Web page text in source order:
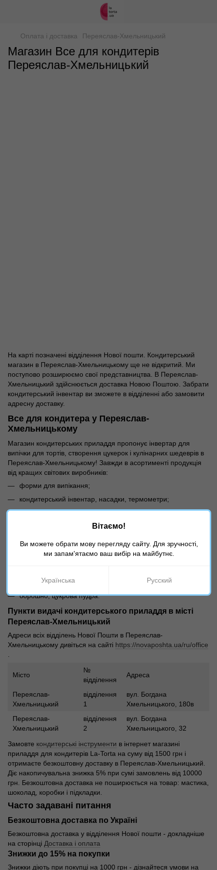
Оплата і доставка Переяслав-Хмельницький
Магазин Все для кондитерів
Переяслав-Хмельницький
На карті позначені відділення Нової пошти. Кондитерський
магазин в Переяслав-Хмельницькому ще не відкритий. Ми
поступово розширюємо свої представництва. В Переяслав-
Хмельницький здійснюється доставка Новою Поштою. Забрати
кондитерський інвентар ви зможете в відділенні або замовити
адресну доставку.
Все для кондитера у Переяслав-
Хмельницькому
Магазин кондитерських приладдя пропонує інвертар для
випічки для тортів, створення цукерок і кулінарних шедеврів в
Переяслав-Хмельницькому! Завжди в асортименті продукція
від кращих світових виробників:
форми для випікання;
кондитерський інвентар, насадки, термометри;
антипригарні килимки;
харчові барвники, ароматизатори, загусники;
фотодрук на вафельної і цукрової папері;
упаковка, підкладки, Бордюрна стрічка;
шоколад, какао;
борошно, цукрова пудра.
Пункти видачі кондитерського приладдя в місті
Переяслав-Хмельницький
Адреси всіх відділень Нової Пошти в Переяслав-
Хмельницькому дивіться на сайті https://novaposhta.ua/ru/office
Місто
№
відділення
Адреса
Переяслав-
Хмельницький
відділення
1
вул. Богдана
Хмельницького, 180в
Переяслав-
Хмельницький
відділення
2
вул. Богдана
Хмельницького, 32
Замовте кондитерські інструменти в інтернет магазині
приладдя для кондитерів La-Torta на суму від 1500 грн і
отримаєте безкоштовну доставку в Переяслав-Хмельницький.
Діє накопичувальна знижка 5% при сумі замовлень від 10000
грн. Безкоштовна доставка не поширюється на товар: мастика,
шоколад, коробки і підкладки.
Часто задавані питання
Безкоштовна доставка по Україні
Безкоштовна доставка у відділення Нової пошти - докладніше
на сторінці Доставка і оплата
Знижки до 15% на покупки
Знижки діють при покупці на 1000 грн - дізнайтеся умови на
Вітаємо!
Ви можете обрати мову перегляду сайту. Для зручності,
ми запам'ятаємо ваш вибір на майбутнє.
Українська Русский